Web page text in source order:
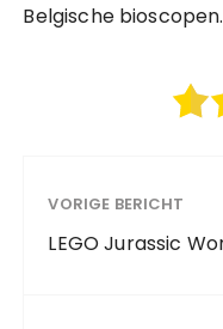
Belgische bioscopen.
VORIGE BERICHT
LEGO Jurassic